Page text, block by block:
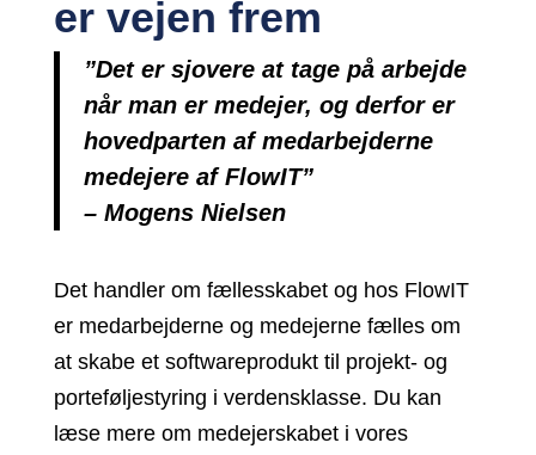
er vejen frem
”Det er sjovere at tage på arbejde
når man er medejer, og derfor er
hovedparten af medarbejderne
medejere af FlowIT”
– Mogens Nielsen
Det handler om fællesskabet og hos FlowIT
er medarbejderne og medejerne fælles om
at skabe et softwareprodukt til projekt- og
porteføljestyring i verdensklasse. Du kan
læse mere om medejerskabet i vores